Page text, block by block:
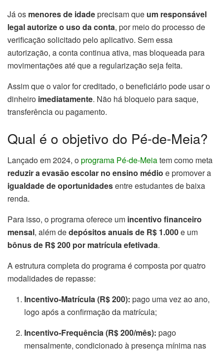
Já os menores de idadeprecisam que um responsável
legal autorize o uso da conta, por meio do processo de
verificação solicitado pelo aplicativo. Sem essa
autorização, a conta continua ativa, mas bloqueada para
movimentações até que a regularização seja feita.
Assim que o valor for creditado, o beneficiário pode usar o
dinheiro imediatamente. Não há bloqueio para saque,
transferência ou pagamento.
Qual é o objetivo do Pé-de-Meia?
Lançado em 2024, oprograma Pé-de-Meiatem como meta
reduzir a evasão escolar no ensino médio e promover a
igualdade de oportunidadesentre estudantes de baixa
renda.
Para isso, o programa oferece um incentivo financeiro
mensal, além dedepósitos anuais de R$ 1.000e um
bônus de R$ 200 por matrícula efetivada.
A estrutura completa do programa é composta por quatro
modalidades de repasse:
Incentivo-Matrícula (R$ 200): pago uma vez ao ano,
logo após a confirmação da matrícula;
Incentivo-Frequência (R$ 200/mês): pago
mensalmente, condicionado à presença mínima nas